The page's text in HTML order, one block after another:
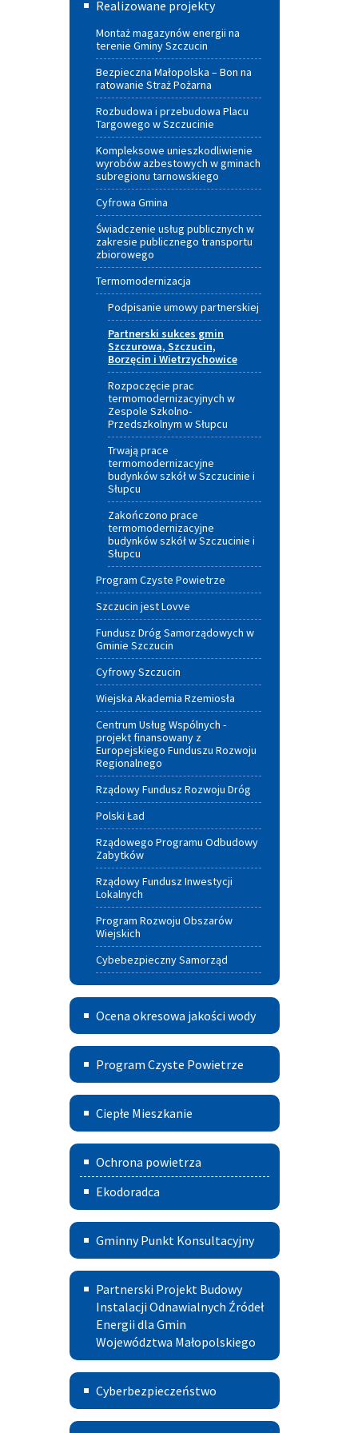
Gminy
Szczucin
Realizowane projekty
Montaż magazynów energii na
terenie Gminy Szczucin
Bezpieczna Małopolska – Bon na
ratowanie Straż Pożarna
Rozbudowa i przebudowa Placu
Targowego w Szczucinie
Kompleksowe unieszkodliwienie
wyrobów azbestowych w gminach
subregionu tarnowskiego
Cyfrowa Gmina
Świadczenie usług publicznych w
zakresie publicznego transportu
zbiorowego
Termomodernizacja
Podpisanie umowy partnerskiej
Partnerski sukces gmin
Szczurowa, Szczucin,
Borzęcin i Wietrzychowice
Rozpoczęcie prac
termomodernizacyjnych w
Zespole Szkolno-
Przedszkolnym w Słupcu
Trwają prace
termomodernizacyjne
budynków szkół w Szczucinie i
Słupcu
Zakończono prace
termomodernizacyjne
budynków szkół w Szczucinie i
Słupcu
Program Czyste Powietrze
Szczucin jest Lovve
Fundusz Dróg Samorządowych w
Gminie Szczucin
Cyfrowy Szczucin
Wiejska Akademia Rzemiosła
Centrum Usług Wspólnych -
projekt finansowany z
Europejskiego Funduszu Rozwoju
Regionalnego
Rządowy Fundusz Rozwoju Dróg
Polski Ład
Rządowego Programu Odbudowy
Zabytków
Rządowy Fundusz Inwestycji
Lokalnych
Program Rozwoju Obszarów
Wiejskich
Cybebezpieczny Samorząd
Ocena
okresowa
jakości
wody
Ocena okresowa jakości wody
Program
czyste
powietrze
Program Czyste Powietrze
Ciepłe
Mieszkanie
Ciepłe Mieszkanie
Deklaracja
CEEB
-
źródła
ciepła
i spalania
paliw
Ochrona powietrza
Ekodoradca
Gminny
Punkt
Konsultacyjny
Szczucinie
Gminny Punkt Konsultacyjny
Partnerski
Projekt
Budowy
Instalacji
Odnawialnych
Źródeł
Partnerski Projekt Budowy
Instalacji Odnawialnych Źródeł
Energii dla Gmin
Województwa Małopolskiego
Cyberbezpieczeństwo
Cyberbezpieczeństwo